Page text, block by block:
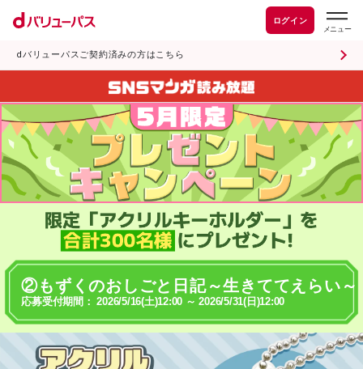
ログイン
dバリューパスご契約済みの方はこちら
②もずくのおしごと日記～生きててえらい～
応募受付期間： 2026/5/16(土)12:00 ～ 2026/5/31(日)12:00